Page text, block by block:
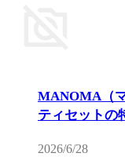
MANOMA（
ティセットの
2026/6/28